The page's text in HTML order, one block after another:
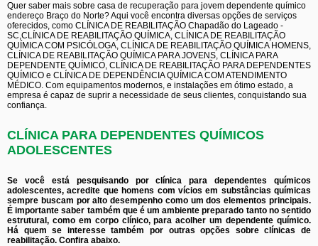
Quer saber mais sobre casa de recuperação para jovem dependente químico
endereço Braço do Norte? Aqui você encontra diversas opções de serviços
oferecidos, como CLÍNICA DE REABILITAÇÃO Chapadão do Lageado -
SC,CLÍNICA DE REABILITAÇÃO QUÍMICA, CLÍNICA DE REABILITAÇÃO
QUÍMICA COM PSICÓLOGA, CLÍNICA DE REABILITAÇÃO QUÍMICA HOMENS,
CLÍNICA DE REABILITAÇÃO QUÍMICA PARA JOVENS, CLÍNICA PARA
DEPENDENTE QUÍMICO, CLÍNICA DE REABILITAÇÃO PARA DEPENDENTES
QUÍMICO e CLÍNICA DE DEPENDÊNCIA QUÍMICA COM ATENDIMENTO
MÉDICO. Com equipamentos modernos, e instalações em ótimo estado, a
empresa é capaz de suprir a necessidade de seus clientes, conquistando sua
confiança.
CLÍNICA PARA DEPENDENTES QUÍMICOS
ADOLESCENTES
Se você está pesquisando por clínica para dependentes químicos
adolescentes, acredite que homens com vícios em substâncias químicas
sempre buscam por alto desempenho como um dos elementos principais.
É importante saber também que é um ambiente preparado tanto no sentido
estrutural, como em corpo clínico, para acolher um dependente químico.
Há quem se interesse também por outras opções sobre clínicas de
reabilitação. Confira abaixo.